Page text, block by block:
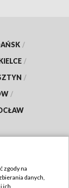
/
/
/
/
zgody na
danych,
ich